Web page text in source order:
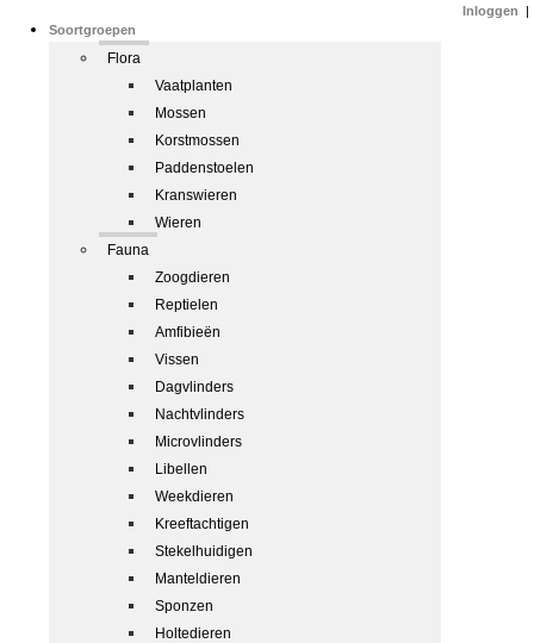
Soortgroepen
Flora
Vaatplanten
Mossen
Korstmossen
Paddenstoelen
Kranswieren
Wieren
Fauna
Zoogdieren
Reptielen
Amfibieën
Vissen
Dagvlinders
Nachtvlinders
Microvlinders
Libellen
Weekdieren
Kreeftachtigen
Stekelhuidigen
Manteldieren
Sponzen
Holtedieren
Inloggen |